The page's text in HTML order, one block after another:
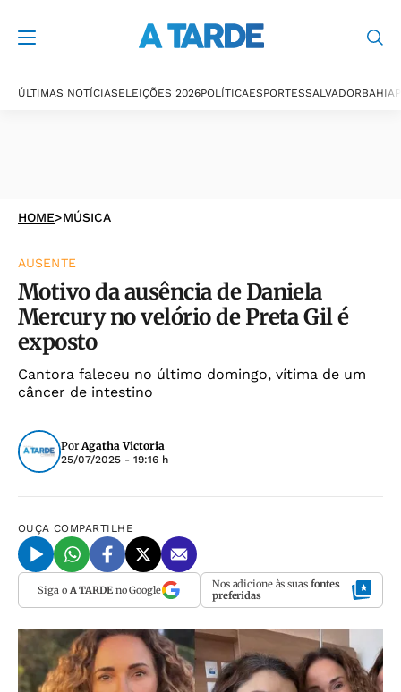
ÚLTIMAS NOTÍCIASELEIÇÕES 2026POLÍTICAESPORTESSALVADORBAHIA
HOME>MÚSICA
AUSENTE
Motivo da ausência de Daniela
Mercury no velório de Preta Gil é
exposto
Cantora faleceu no último domingo, vítima de um
câncer de intestino
PorAgatha Victoria
25/07/2025 - 19:16 h
OUÇA COMPARTILHE
Siga o A TARDEno Google Nos adicione às suas fontes
preferidas